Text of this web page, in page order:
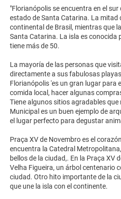
"Florianópolis se encuentra en el sur
estado de Santa Catarina. La mitad
continental de Brasil, mientras que
Santa Catarina. La isla es conocida
tiene más de 50.
La mayoría de las personas que
directamente a sus fabulosas
Florianópolis 'es un gran lugar para
comida local, hacer algunas
Tiene algunos sitios agradables que
Municipal es un buen ejemplo de
el lugar perfecto para degustar
Praça XV de Novembro es el
encuentra la Catedral
bellos de la ciudad,. En la Praça XV
Velha Figueira, un árbol centenario
ciudad. Otro hito importante de la
que une la isla con el continente.